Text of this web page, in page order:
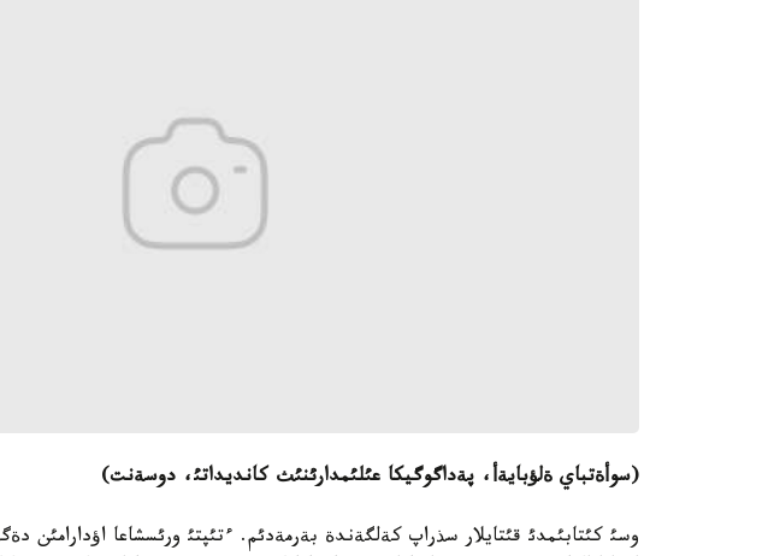
(سوأةتباي ةلؤبايةأ، پةداگوگيكا عئلئمدارئنئث كانديداتئ، دوسةنت)
وسئ كئتابئمدئ قئتايلار سذراپ كةلگةندة بةرمةدئم. ءتئپتئ ورئسشاعا اؤدارامئن